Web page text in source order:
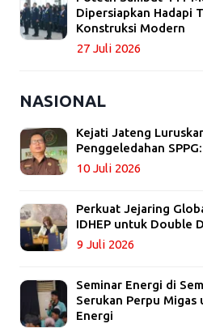
Dipersiapkan Hadapi
Konstruksi Modern
27 Juli 2026
NASIONAL
Kejati Jateng
Penggeledahan
10 Juli 2026
Perkuat Jejaring
IDHEP untuk Double
9 Juli 2026
Seminar Energi di
Serukan Perpu Migas
Energi